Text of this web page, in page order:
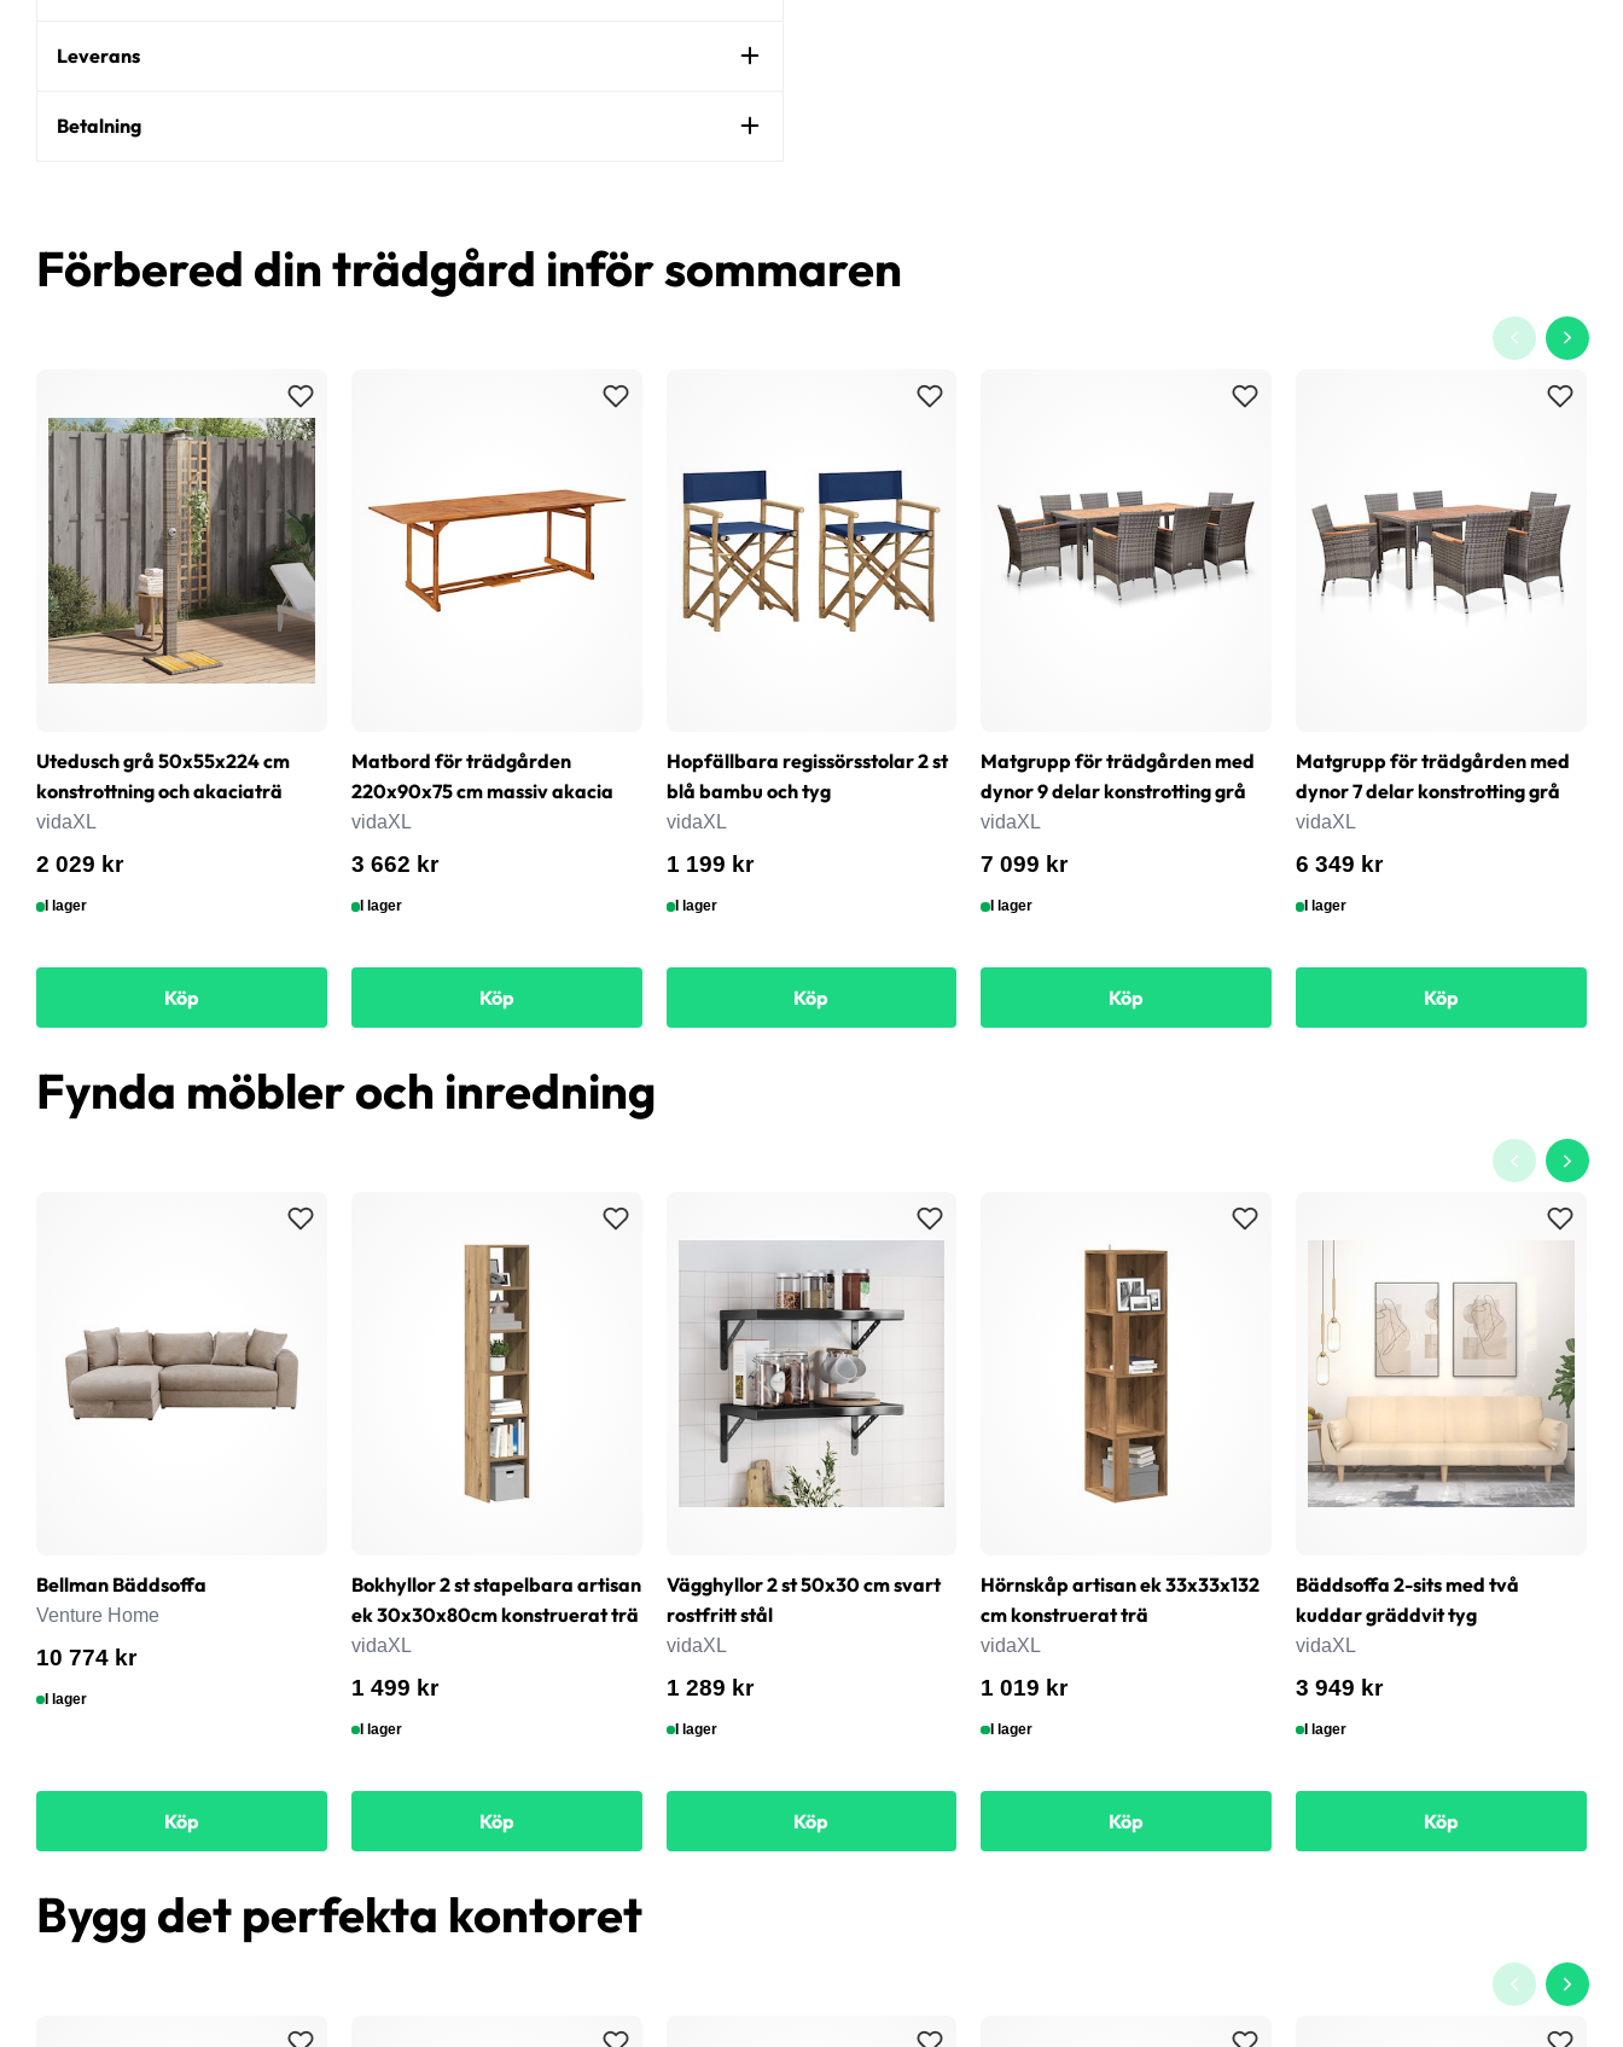
Leverans
Betalning
Förbered din trädgård inför sommaren
Utedusch grå 50x55x224 cm
konstrottning och akaciaträ
vidaXL
2 029 kr
I lager
Köp
Matbord för trädgården
220x90x75 cm massiv akacia
vidaXL
3 662 kr
I lager
Köp
Hopfällbara regissörsstolar 2 st
blå bambu och tyg
vidaXL
1 199 kr
I lager
Köp
Matgrupp för trädgården med
dynor 9 delar konstrotting grå
vidaXL
7 099 kr
I lager
Köp
Matgrupp för trädgården med
dynor 7 delar konstrotting grå
vidaXL
6 349 kr
I lager
Köp
Fynda möbler och inredning
Bellman Bäddsoffa
Venture Home
10 774 kr
I lager
Köp
Bokhyllor 2 st stapelbara artisan
ek 30x30x80cm konstruerat trä
vidaXL
1 499 kr
I lager
Köp
Vägghyllor 2 st 50x30 cm svart
rostfritt stål
vidaXL
1 289 kr
I lager
Köp
Hörnskåp artisan ek 33x33x132
cm konstruerat trä
vidaXL
1 019 kr
I lager
Köp
Bäddsoffa 2-sits med två
kuddar gräddvit tyg
vidaXL
3 949 kr
I lager
Köp
Bygg det perfekta kontoret